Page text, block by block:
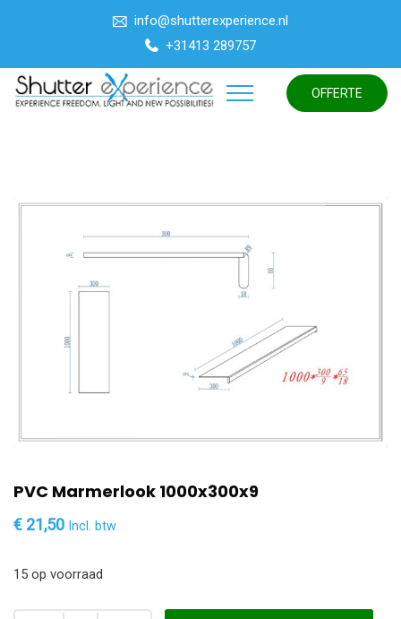
info@shutterexperience.nl
+31413 289757
OFFERTE
PVC Marmerlook 1000x300x9
€ 21,50 Incl. btw
15 op voorraad